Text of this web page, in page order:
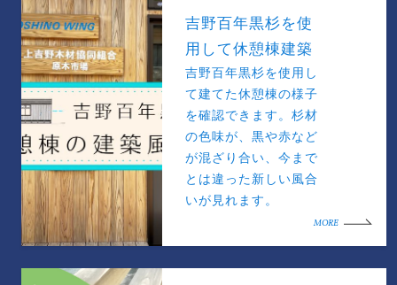
吉野百年黒杉を使
用して休憩棟建築
吉野百年黒杉を使用し
て建てた休憩棟の様子
を確認できます。杉材
の色味が、黒や赤など
が混ざり合い、今まで
とは違った新しい風合
いが見れます。
MORE